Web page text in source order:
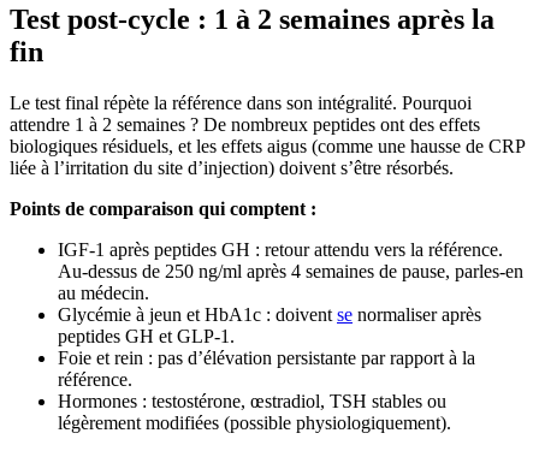
Test post-cycle : 1 à 2 semaines après la
fin
Le test final répète la référence dans son intégralité. Pourquoi
attendre 1 à 2 semaines ? De nombreux peptides ont des effets
biologiques résiduels, et les effets aigus (comme une hausse de CRP
liée à l’irritation du site d’injection) doivent s’être résorbés.
Points de comparaison qui comptent :
IGF-1 après peptides GH : retour attendu vers la référence.
Au-dessus de 250 ng/ml après 4 semaines de pause, parles-en
au médecin.
Glycémie à jeun et HbA1c : doivent se normaliser après
peptides GH et GLP-1.
Foie et rein : pas d’élévation persistante par rapport à la
référence.
Hormones : testostérone, œstradiol, TSH stables ou
légèrement modifiées (possible physiologiquement).